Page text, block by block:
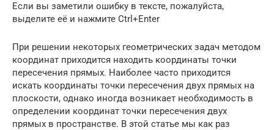
Если вы заметили ошибку в тексте, пожалуйста,
выделите её и нажмите Ctrl+Enter
При решении некоторых геометрических задач методом
координат приходится находить координаты точки
пересечения прямых. Наиболее часто приходится
искать координаты точки пересечения двух прямых на
плоскости, однако иногда возникает необходимость в
определении координат точки пересечения двух
прямых в пространстве. В этой статье мы как раз